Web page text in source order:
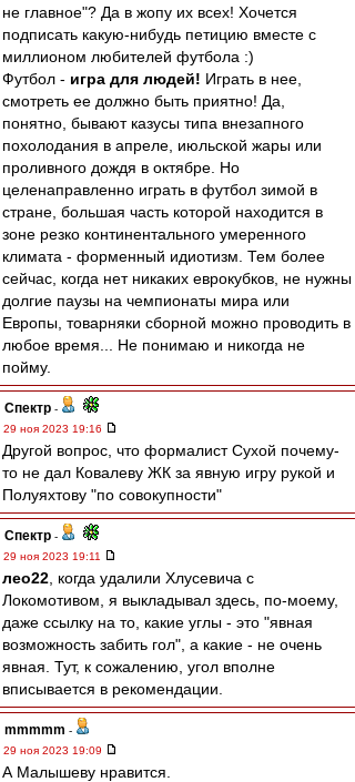
не главное"? Да в жопу их всех! Хочется
подписать какую-нибудь петицию вместе с
миллионом любителей футбола :)
Футбол - игра для людей! Играть в нее,
смотреть ее должно быть приятно! Да,
понятно, бывают казусы типа внезапного
похолодания в апреле, июльской жары или
проливного дождя в октябре. Но
целенаправленно играть в футбол зимой в
стране, большая часть которой находится в
зоне резко континентального умеренного
климата - форменный идиотизм. Тем более
сейчас, когда нет никаких еврокубков, не нужны
долгие паузы на чемпионаты мира или
Европы, товарняки сборной можно проводить в
любое время... Не понимаю и никогда не
пойму.
Спектр -
29 ноя 2023 19:16
Другой вопрос, что формалист Сухой почему-
то не дал Ковалеву ЖК за явную игру рукой и
Полуяхтову "по совокупности"
Спектр -
29 ноя 2023 19:11
лео22 , когда удалили Хлусевича с
Локомотивом, я выкладывал здесь, по-моему,
даже ссылку на то, какие углы - это "явная
возможность забить гол", а какие - не очень
явная. Тут, к сожалению, угол вполне
вписывается в рекомендации.
mmmmm -
29 ноя 2023 19:09
А Малышеву нравится.